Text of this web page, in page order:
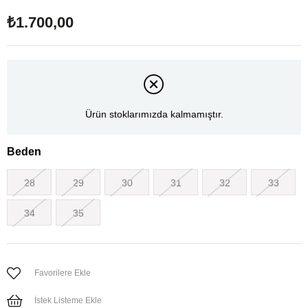
₺1.700,00
Ürün stoklarımızda kalmamıştır.
Beden
28 29 30 31 32 33
34 35
Favorilere Ekle
İstek Listeme Ekle